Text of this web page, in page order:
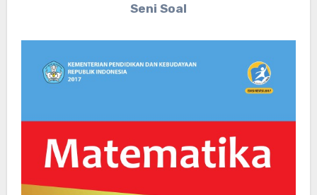
Seni Soal